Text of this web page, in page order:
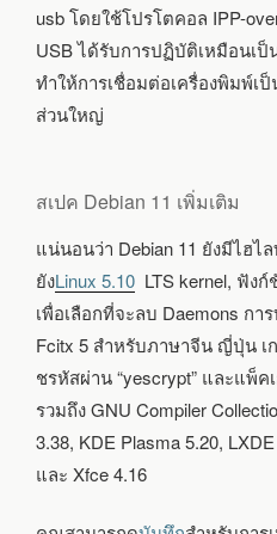
usb โดยใช้โปรโตคอล IPP-
USB ได้รับการปฏิบัติเหมือนเ
ทำให้การเชื่อมต่อเครื่องพิมพ์เ
ส่วนใหญ่
สเปค Debian 11 เพิ่มเติม
แน่นอนว่า Debian 11 ยังมีไฮไ
ยังLinux 5.10 LTS kernel, ฟัง
เพื่อเลือกที่จะลบ Daemons ก
Fcitx 5 สำหรับภาษาจีน ญี่ปุ่น เ
ชรหัสผ่าน “yescrypt” และแพ็
รวมถึง GNU Compiler
3.38, KDE Plasma 5.20,
และ Xfce 4.16